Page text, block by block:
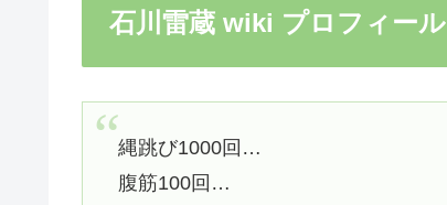
石川雷蔵 wiki プロフィール
縄跳び1000回…
腹筋100回…